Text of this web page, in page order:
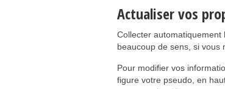
Actualiser vos
Collecter automatiquement
beaucoup de sens, si vous
Pour modifier vos
figure votre pseudo, en